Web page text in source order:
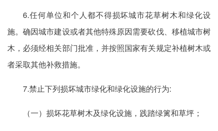
6.任何单位和个人都不得损坏城市花草树木和绿化设
施。确因城市建设或者其他特殊原因需要砍伐、移植城市树
木，必须经相关部门批准，并按照国家有关规定补植树木或
者采取其他补救措施。
7.禁止下列损坏城市绿化和绿化设施的行为:
（一）损坏花草树木及绿化设施，践踏绿篱和草坪；